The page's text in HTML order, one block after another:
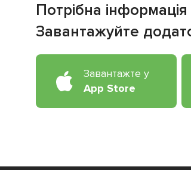
Потрібна
Завантажуйте
Завантажте у
App Store